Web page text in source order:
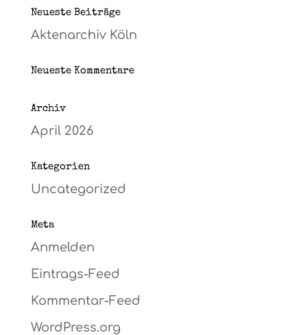
Neueste Beiträge
Aktenarchiv Köln
Neueste Kommentare
Archiv
April 2026
Kategorien
Uncategorized
Meta
Anmelden
Eintrags-Feed
Kommentar-Feed
WordPress.org